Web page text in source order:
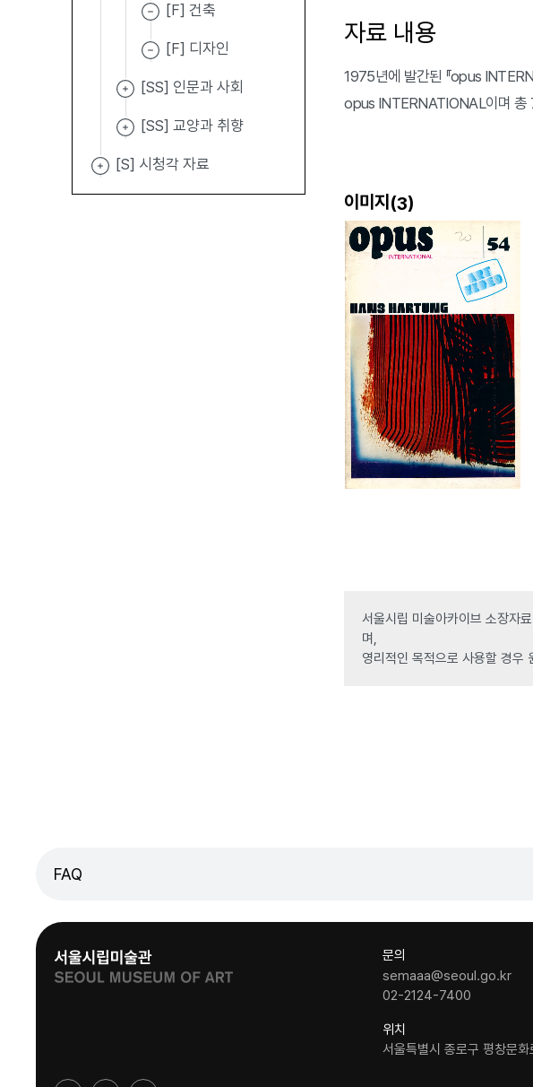
[F] 건축
[F] 디자인
[SS] 인문과 사회
[SS] 교양과 취향
[S] 시청각 자료
자료 내용
1975년에 발간된 『opus
opus INTERNATIONAL이며 총
이미지(3)
서울시립 미술아카이브 소장자
며,
영리적인 목적으로 사용할 경우
FAQ
문의
semaaa@seoul.go.kr
02-2124-7400
위치
서울특별시 종로구 평창문화